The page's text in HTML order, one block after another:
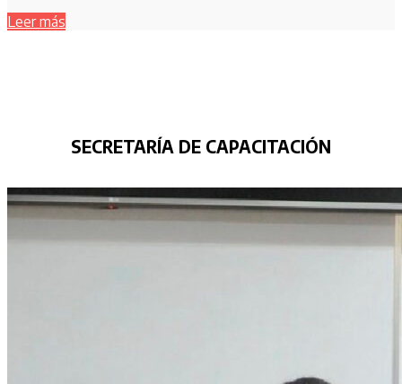
Leer más
SECRETARÍA DE CAPACITACIÓN